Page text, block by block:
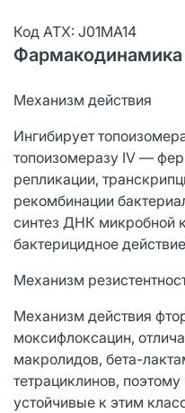
Код ATX: J01MA14
Фармакодинамика
Механизм действия
Ингибирует
топоизомеразу IV —
репликации,
рекомбинации
синтез ДНК микробной
бактерицидное
Механизм
Механизм действия
моксифлоксацин,
макролидов, бета-
тетрациклинов,
устойчивые к этим